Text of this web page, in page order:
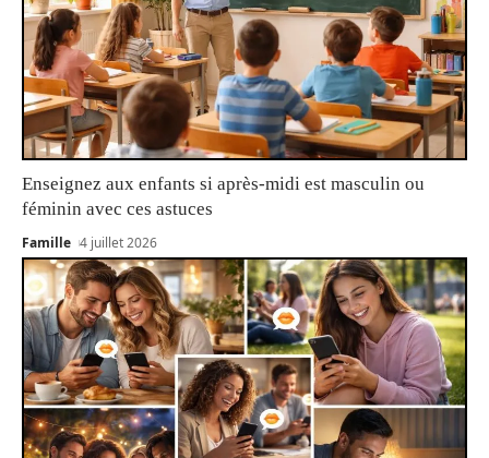
Enseignez aux enfants si après-midi est masculin ou
féminin avec ces astuces
Famille 4 juillet 2026